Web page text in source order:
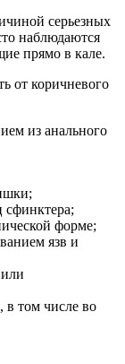
серьезных
наблюдаются
прямо в кале.
от коричневого
из анального
форме;
язв и
в том числе во